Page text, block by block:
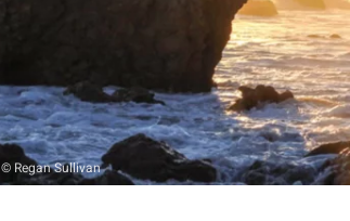
© Regan Sullivan